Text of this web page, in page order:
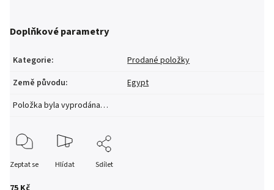
Doplňkové parametry
Kategorie:
Prodané položky
Země původu:
Egypt
Položka byla vyprodána…
Zeptat se Hlídat Sdílet